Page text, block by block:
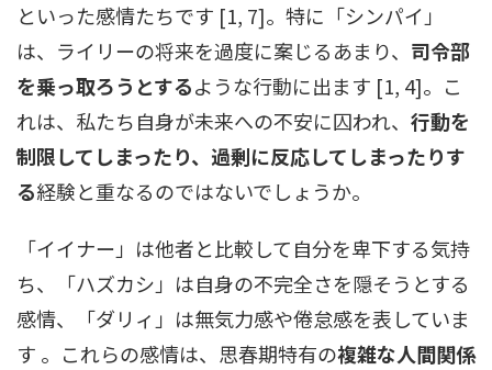
といった感情たちです [1, 7]。特に「シンパイ」
は、ライリーの将来を過度に案じるあまり、 司令部
を乗っ取ろうとするような行動に出ます [1, 4]。こ
れは、私たち自身が未来への不安に囚われ、 行動を
制限してしまったり、過剰に反応してしまったりす
る経験と重なるのではないでしょうか。
「イイナー」は他者と比較して自分を卑下する気持
ち、「ハズカシ」は自身の不完全さを隠そうとする
感情、「ダリィ」は無気力感や倦怠感を表していま
す 。これらの感情は、思春期特有の複雑な人間関係